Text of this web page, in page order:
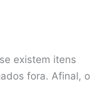
existem itens
fora. Afinal, o